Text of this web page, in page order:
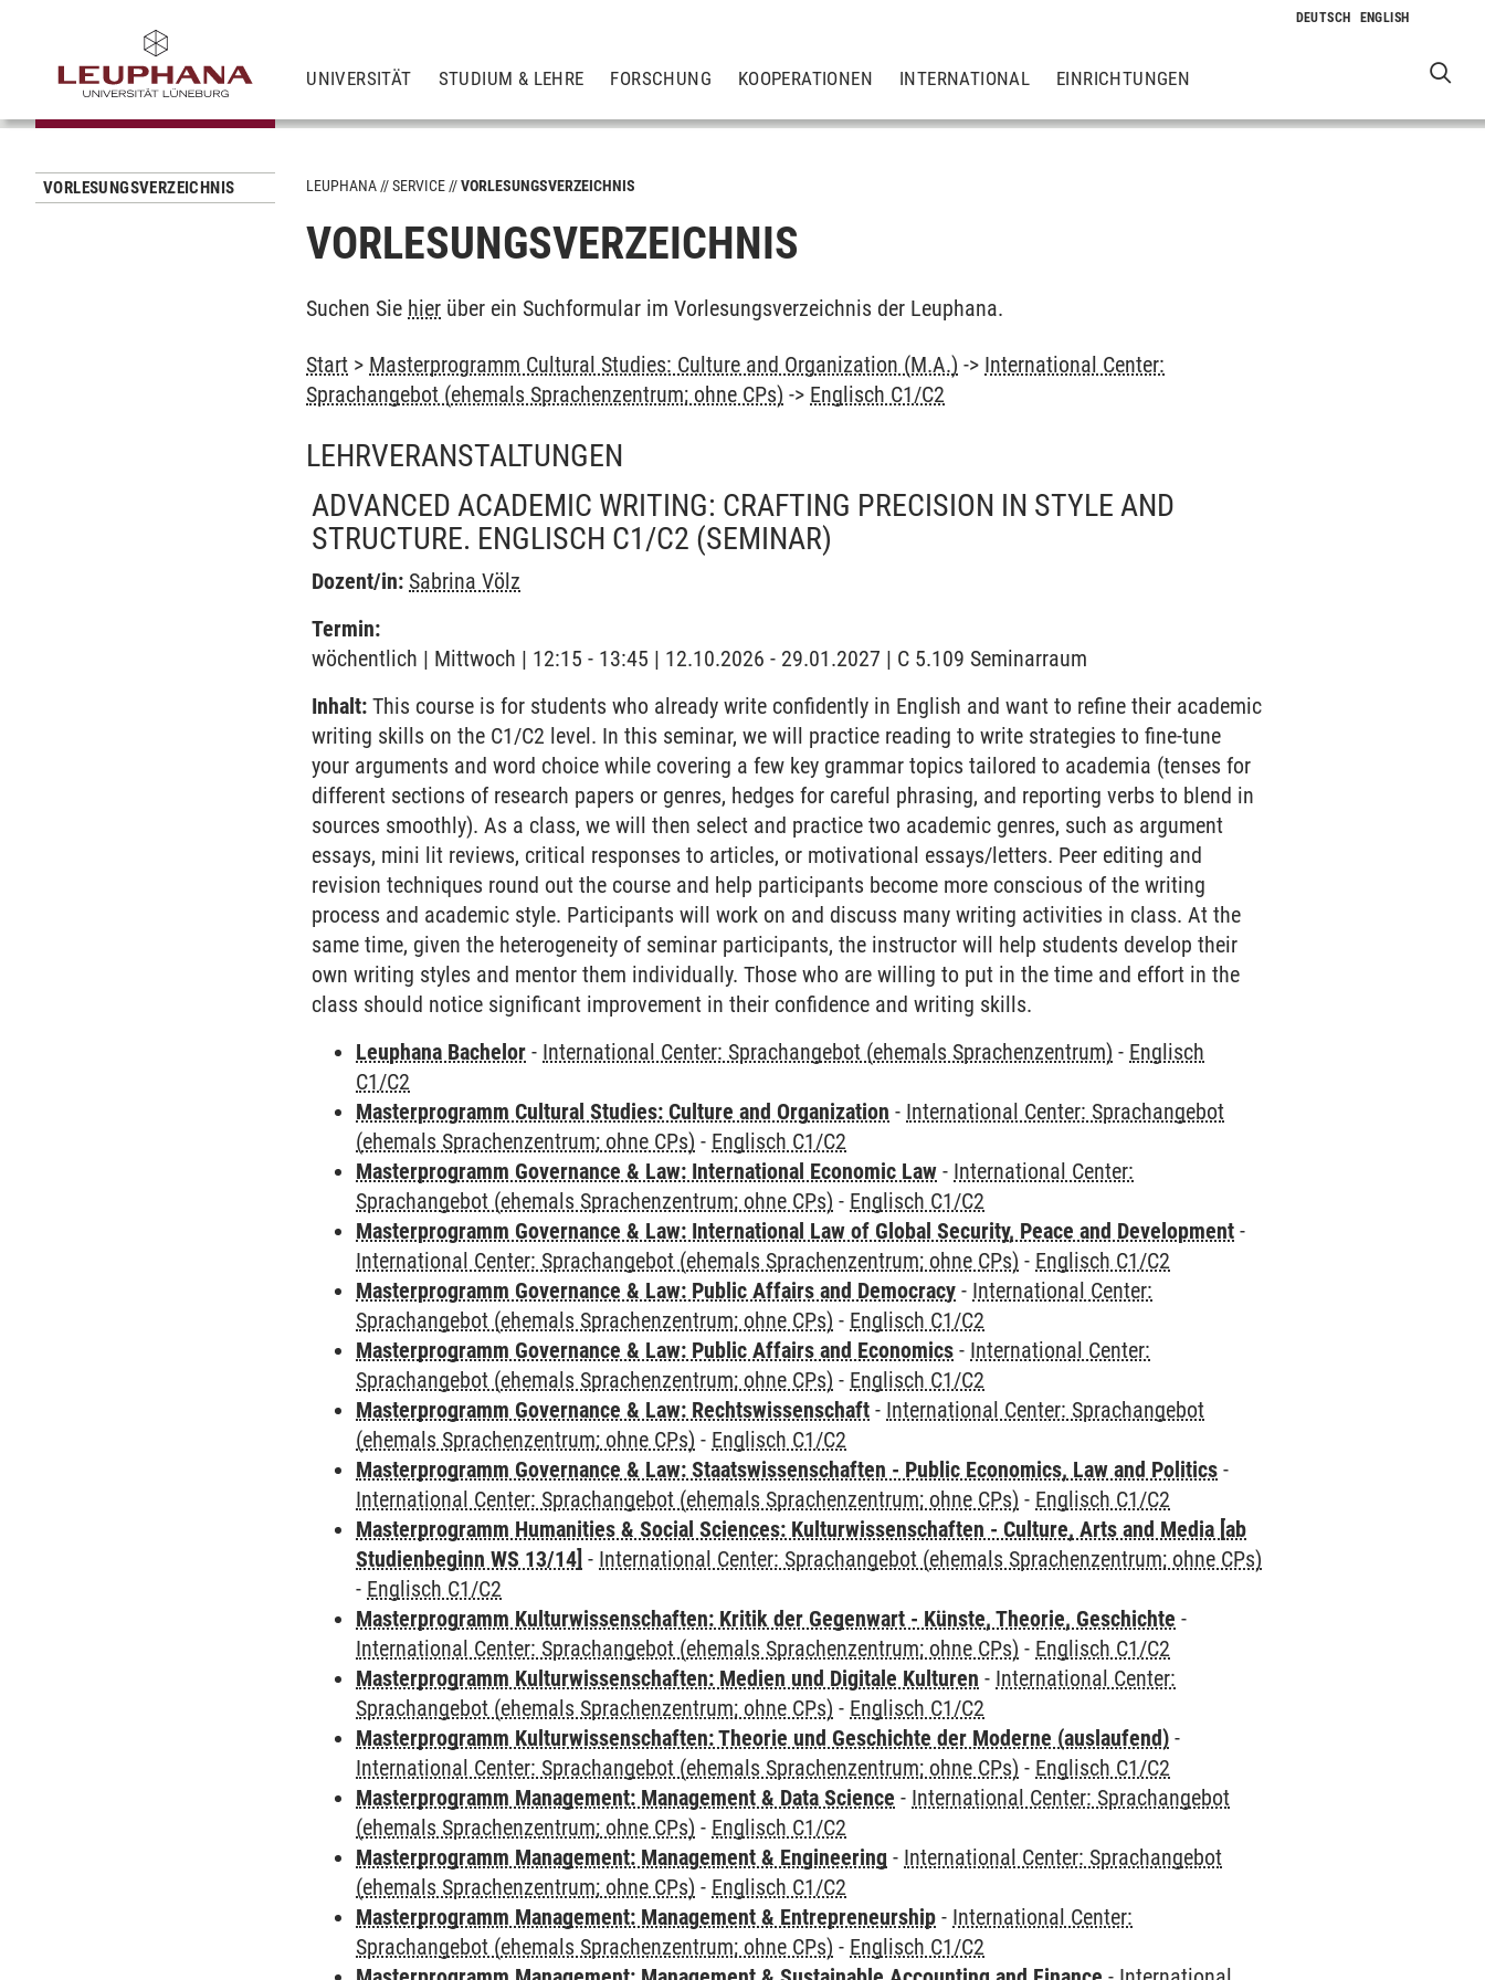
UNIVERSITÄT STUDIUM & LEHRE FORSCHUNG KOOPERATIONEN INTERNATIONAL EINRICHTUNGEN
VORLESUNGSVERZEICHNIS LEUPHANA SERVICE VORLESUNGSVERZEICHNIS
VORLESUNGSVERZEICHNIS
Suchen Sie hier über ein Suchformular im Vorlesungsverzeichnis der Leuphana.
Start > Masterprogramm Cultural Studies: Culture and Organization (M.A.) -> International Center:
Sprachangebot (ehemals Sprachenzentrum; ohne CPs) -> Englisch C1/C2
LEHRVERANSTALTUNGEN
ADVANCED ACADEMIC WRITING: CRAFTING PRECISION IN STYLE AND
STRUCTURE. ENGLISCH C1/C2 (SEMINAR)
Dozent/in: Sabrina Völz
Termin:
wöchentlich | Mittwoch | 12:15 - 13:45 | 12.10.2026 - 29.01.2027 | C 5.109 Seminarraum
Inhalt: This course is for students who already write confidently in English and want to refine their academic
writing skills on the C1/C2 level. In this seminar, we will practice reading to write strategies to fine-tune
your arguments and word choice while covering a few key grammar topics tailored to academia (tenses for
different sections of research papers or genres, hedges for careful phrasing, and reporting verbs to blend in
sources smoothly). As a class, we will then select and practice two academic genres, such as argument
essays, mini lit reviews, critical responses to articles, or motivational essays/letters. Peer editing and
revision techniques round out the course and help participants become more conscious of the writing
process and academic style. Participants will work on and discuss many writing activities in class. At the
same time, given the heterogeneity of seminar participants, the instructor will help students develop their
own writing styles and mentor them individually. Those who are willing to put in the time and effort in the
class should notice significant improvement in their confidence and writing skills.
Leuphana Bachelor - International Center: Sprachangebot (ehemals Sprachenzentrum) - Englisch
C1/C2
Masterprogramm Cultural Studies: Culture and Organization - International Center: Sprachangebot
(ehemals Sprachenzentrum; ohne CPs) - Englisch C1/C2
Masterprogramm Governance & Law: International Economic Law - International Center:
Sprachangebot (ehemals Sprachenzentrum; ohne CPs) - Englisch C1/C2
Masterprogramm Governance & Law: International Law of Global Security, Peace and Development -
International Center: Sprachangebot (ehemals Sprachenzentrum; ohne CPs) - Englisch C1/C2
Masterprogramm Governance & Law: Public Affairs and Democracy - International Center:
Sprachangebot (ehemals Sprachenzentrum; ohne CPs) - Englisch C1/C2
Masterprogramm Governance & Law: Public Affairs and Economics - International Center:
Sprachangebot (ehemals Sprachenzentrum; ohne CPs) - Englisch C1/C2
Masterprogramm Governance & Law: Rechtswissenschaft - International Center: Sprachangebot
(ehemals Sprachenzentrum; ohne CPs) - Englisch C1/C2
Masterprogramm Governance & Law: Staatswissenschaften - Public Economics, Law and Politics -
International Center: Sprachangebot (ehemals Sprachenzentrum; ohne CPs) - Englisch C1/C2
Masterprogramm Humanities & Social Sciences: Kulturwissenschaften - Culture, Arts and Media [ab
Studienbeginn WS 13/14] - International Center: Sprachangebot (ehemals Sprachenzentrum; ohne CPs)
- Englisch C1/C2
Masterprogramm Kulturwissenschaften: Kritik der Gegenwart - Künste, Theorie, Geschichte -
International Center: Sprachangebot (ehemals Sprachenzentrum; ohne CPs) - Englisch C1/C2
Masterprogramm Kulturwissenschaften: Medien und Digitale Kulturen - International Center:
Sprachangebot (ehemals Sprachenzentrum; ohne CPs) - Englisch C1/C2
Masterprogramm Kulturwissenschaften: Theorie und Geschichte der Moderne (auslaufend) -
International Center: Sprachangebot (ehemals Sprachenzentrum; ohne CPs) - Englisch C1/C2
Masterprogramm Management: Management & Data Science - International Center: Sprachangebot
(ehemals Sprachenzentrum; ohne CPs) - Englisch C1/C2
Masterprogramm Management: Management & Engineering - International Center: Sprachangebot
(ehemals Sprachenzentrum; ohne CPs) - Englisch C1/C2
Masterprogramm Management: Management & Entrepreneurship - International Center:
Sprachangebot (ehemals Sprachenzentrum; ohne CPs) - Englisch C1/C2